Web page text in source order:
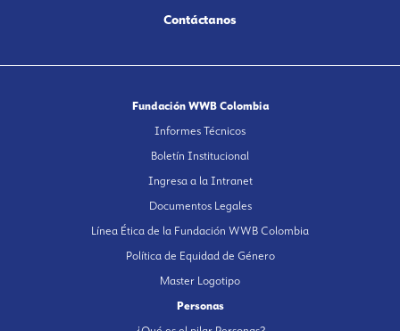
Contáctanos
Fundación WWB Colombia
Informes Técnicos
Boletín Institucional
Ingresa a la Intranet
Documentos Legales
Línea Ética de la Fundación WWB Colombia
Política de Equidad de Género
Master Logotipo
Personas